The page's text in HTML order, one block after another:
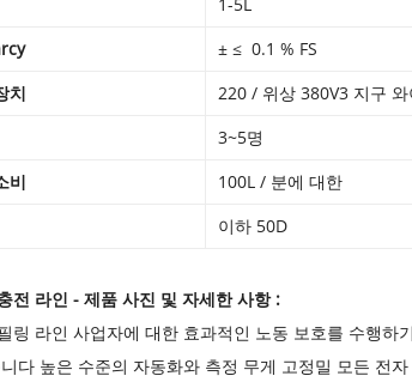
± ≤ 0.1 % FS
치
220 / 위상 380V3 ​​지구
3~5명
비
100L / 분에 대한
이하 50D
전 라인 - 제품 사진 및 자세한 사항 :
링 라인 사업자에 대한 효과적인 노동 보호를 수행
다 높은 수준의 자동화와 측정 무게 고정밀 모든 전